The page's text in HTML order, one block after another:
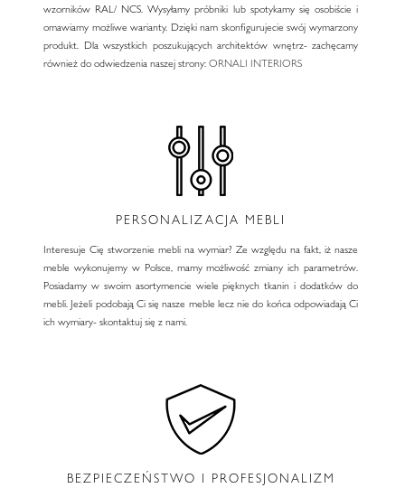
wzorników RAL/ NCS. Wysyłamy próbniki lub spotykamy się osobiście i
omawiamy możliwe warianty. Dzięki nam skonfigurujecie swój wymarzony
produkt. Dla wszystkich poszukujących architektów wnętrz- zachęcamy
również do odwiedzenia naszej strony:ORNALI INTERIORS
PERSONALIZACJA MEBLI
Interesuje Cię stworzenie mebli na wymiar? Ze względu na fakt, iż nasze
meble wykonujemy w Polsce, mamy możliwość zmiany ich parametrów.
Posiadamy w swoim asortymencie wiele pięknych tkanin i dodatków do
mebli. Jeżeli podobają Ci się nasze meble lecz nie do końca odpowiadają Ci
ich wymiary- skontaktuj się z nami.
BEZPIECZEŃSTWO I PROFESJONALIZM